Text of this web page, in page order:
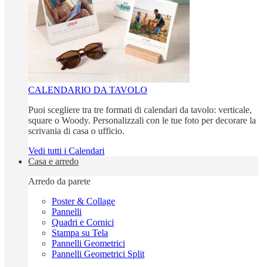
CALENDARIO DA TAVOLO
Puoi scegliere tra tre formati di calendari da tavolo: verticale,
square o Woody. Personalizzali con le tue foto per decorare la
scrivania di casa o ufficio.
Vedi tutti i Calendari
Casa e arredo
Arredo da parete
Poster & Collage
Pannelli
Quadri e Cornici
Stampa su Tela
Pannelli Geometrici
Pannelli Geometrici Split